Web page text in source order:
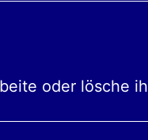
oder lösche